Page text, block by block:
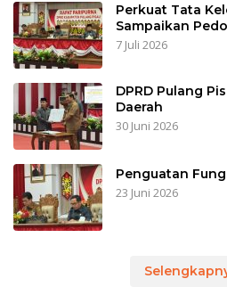
Perkuat Tata
Sampaikan
7 Juli 2026
DPRD Pulang
Daerah
30 Juni 2026
Penguatan
23 Juni 2026